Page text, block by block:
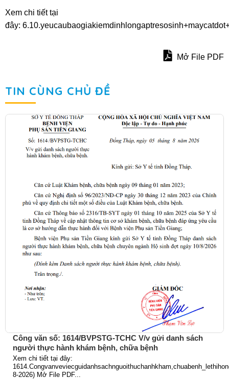
Xem chi tiết tại
đây:
Mở File PDF
TIN CÙNG CHỦ ĐỀ
Công văn số: 1614/BVPSTG-TCHC V/v gửi danh sách
người thực hành khám bệnh, chữa bệnh
Xem chi tiết tại đây:
8-2026) Mở File PDF...